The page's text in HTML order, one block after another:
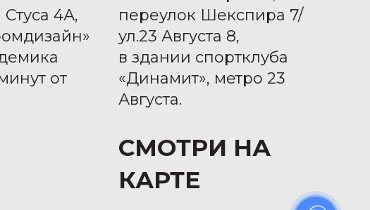
4А,
от
переулок Шекспира 7/
ул.23 Августа 8,
в здании спортклуба
«Динамит», метро 23
Августа.
СМОТРИ НА
КАРТЕ